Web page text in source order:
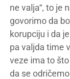
ne valja“, to je
govorimo da
korupciju i da
pa valjda time
veze ima to
da se